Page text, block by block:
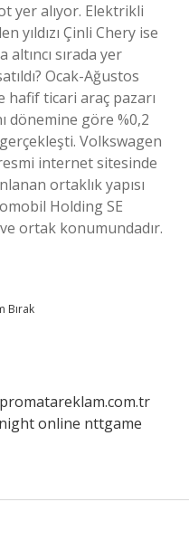
yer alıyor. Elektrikli
yıldızı Çinli Chery ise
altıncı sırada yer
Ocak-Ağustos
hafif ticari araç pazarı
dönemine göre %0,2
Volkswagen
internet sitesinde
ortaklık yapısı
Holding SE
ortak konumundadır.
Bırak
online nttgame